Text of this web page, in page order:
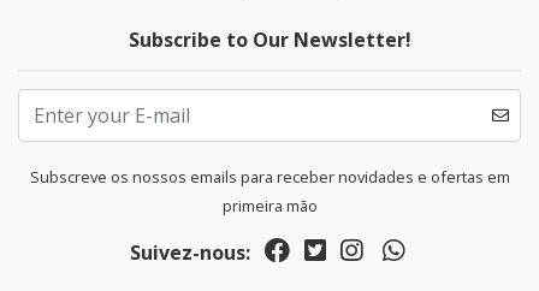
Subscribe to Our Newsletter!
Subscreve os nossos emails para receber novidades e ofertas em
primeira mão
Suivez-nous: